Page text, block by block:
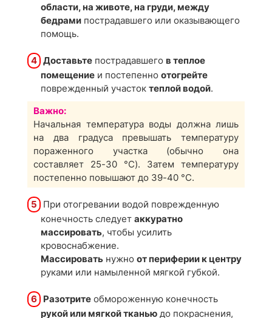
области, на животе, на груди, между
бедрами пострадавшего или оказывающего
помощь.
4 Доставьте пострадавшего в теплое
помещение и постепенно отогрейте
поврежденный участок теплой водой.
Важно:
Начальная температура воды должна лишь
на два градуса превышать температуру
пораженного участка (обычно она
составляет 25-30 °С). Затем температуру
постепенно повышают до 39-40 °С.
5
При отогревании водой поврежденную
конечность следует аккуратно
массировать, чтобы усилить
кровоснабжение.
Массировать нужно от периферии к центру
руками или намыленной мягкой губкой.
6 Разотрите обмороженную конечность
рукой или мягкой тканью до покраснения,